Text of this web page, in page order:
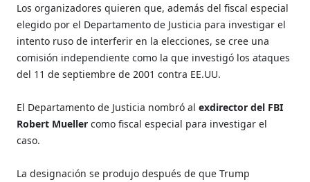
Los organizadores quieren que, además del fiscal especial
elegido por el Departamento de Justicia para investigar el
intento ruso de interferir en la elecciones, se cree una
comisión independiente como la que investigó los ataques
del 11 de septiembre de 2001 contra EE.UU.
El Departamento de Justicia nombró al exdirector del FBI
Robert Mueller como fiscal especial para investigar el
caso.
La designación se produjo después de que Trump